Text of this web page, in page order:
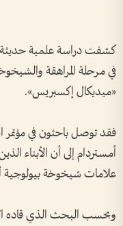
كشفت دراسة علمية حديثة
في مرحلة المراهقة
«ميديكال إكسبريس».
فقد توصل باحثون في مؤتمر
أمستردام إلى أن الأبناء
علامات شيخوخة
وبحسب البحث الذي قاده